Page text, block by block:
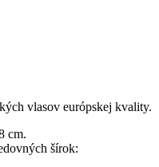
vlasov európskej kvality.
cm.
šírok: